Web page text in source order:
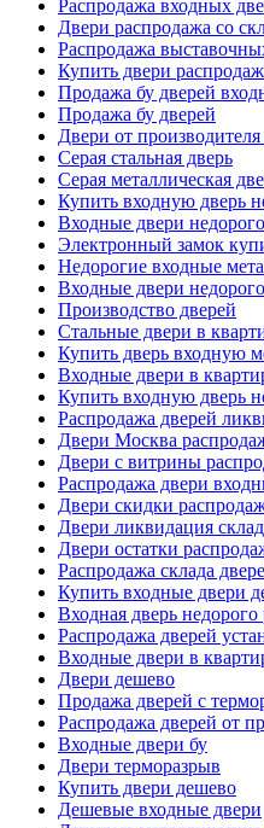
Распродажа входных
Двери распродажа со
Распродажа
Купить двери
Продажа бу дверей
Продажа бу дверей
Двери от
Серая стальная дверь
Серая металлическая
Купить входную дверь
Входные двери недорого
Электронный замок
Недорогие входные
Входные двери
Производство дверей
Стальные двери в
Купить дверь входную
Входные двери в
Купить входную дверь
Распродажа дверей
Двери Москва
Двери с витрины
Распродажа двери
Двери скидки
Двери ликвидация
Двери остатки
Распродажа склада
Купить входные двери
Входная дверь недорого
Распродажа дверей
Входные двери в
Двери дешево
Продажа дверей с
Распродажа дверей от
Входные двери бу
Двери терморазрыв
Купить двери дешево
Дешевые входные двери